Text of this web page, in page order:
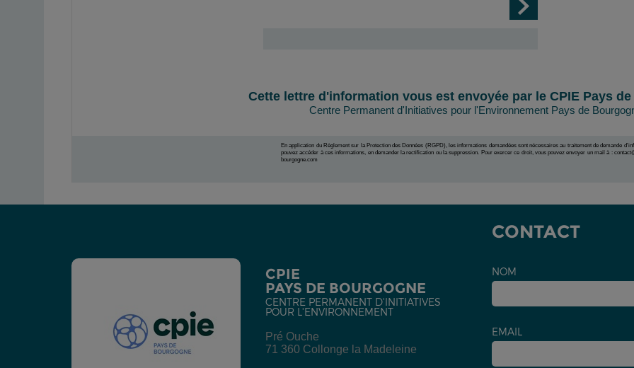
Cette lettre d'information vous est envoyée par le CPIE Pays
Centre Permanent d'Initiatives pour l'Environnement Pays de
En application du Règlement sur la Protection des Données (RGPD), les informations demandées sont nécessaires au traitement de demande
pouvez accéder à ces informations, en demander la rectification ou la suppression. Pour exercer ce droit, vous pouvez envoyer un mail à :
bourgogne.com
CPIE
PAYS DE BOURGOGNE
CENTRE PERMANENT D'INITIATIVES
POUR L'ENVIRONNEMENT
Pré Ouche
71 360 Collonge la Madeleine
CONTACT
NOM
EMAIL